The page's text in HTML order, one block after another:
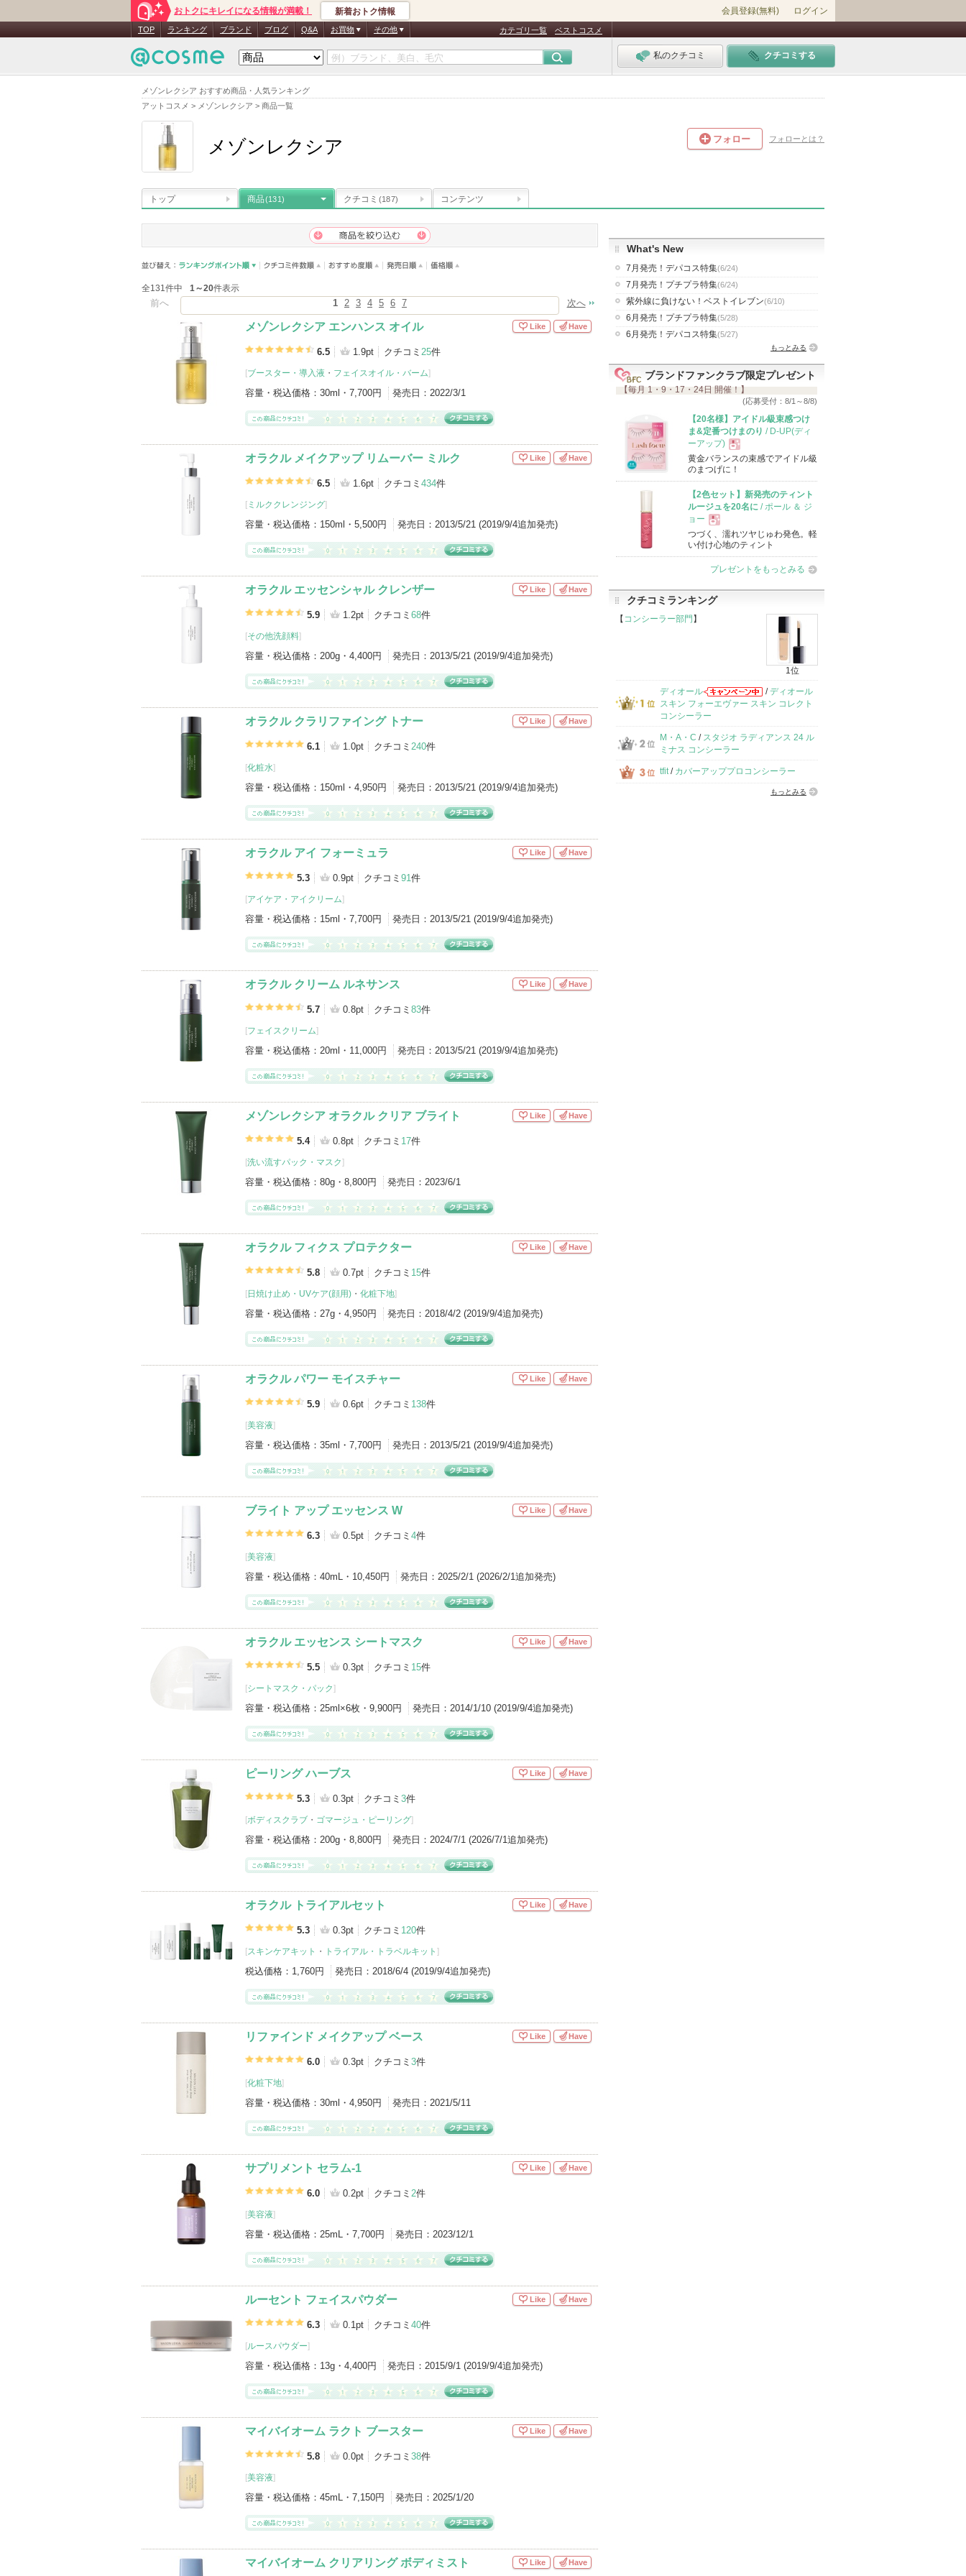
メゾンレクシア おすすめ商品・人気ランキング
アットコスメ > メゾンレクシア > 商品一覧
おトクにキレイになる情報が満載！ 新着おトク情報 会員登録(無料) ログイン
TOP ランキング ブランド ブログ Q&A お買物 その他 カテゴリ一覧 ベストコスメ
私のクチコミ クチコミする
メゾンレクシア フォロー フォローとは？
トップ 商品(131) クチコミ (187) コンテンツ
全131件中 1～20件表示
前へ 1 2 3 4 5 6 7 次へ
メゾンレクシア エンハンス オイル
6.5 1.9pt クチコミ 25件
[ブースター・導入液 ・ フェイスオイル・バーム]
容量・税込価格： 30ml・7,700円 発売日： 2022/3/1
Like Have
オラクル メイクアップ リムーバー ミルク
6.5 1.6pt クチコミ 434件
[ ミルククレンジング]
容量・税込価格： 150ml・5,500円 発売日： 2013/5/21 (2019/9/4追加発売)
Like Have
オラクル エッセンシャル クレンザー
5.9 1.2pt クチコミ 68件
[その他洗顔料]
容量・税込価格： 200g・4,400円 発売日： 2013/5/21 (2019/9/4追加発売)
Like Have
オラクル クラリファイング トナー
6.1 1.0pt クチコミ 240件
[化粧水]
容量・税込価格： 150ml・4,950円 発売日： 2013/5/21 (2019/9/4追加発売)
Like Have
オラクル アイ フォーミュラ
5.3 0.9pt クチコミ 91件
[アイケア・アイクリーム]
容量・税込価格： 15ml・7,700円 発売日： 2013/5/21 (2019/9/4追加発売)
Like Have
オラクル クリーム ルネサンス
5.7 0.8pt クチコミ 83件
[フェイスクリーム]
容量・税込価格： 20ml・11,000円 発売日： 2013/5/21 (2019/9/4追加発売)
Like Have
メゾンレクシア オラクル クリア ブライト
5.4 0.8pt クチコミ 17件
[洗い流すパック・マスク]
容量・税込価格： 80g・8,800円 発売日： 2023/6/1
Like Have
オラクル フィクス プロテクター
5.8 0.7pt クチコミ 15件
[日焼け止め・UVケア(顔用) ・ 化粧下地]
容量・税込価格： 27g・4,950円 発売日： 2018/4/2 (2019/9/4追加発売)
Like Have
オラクル パワー モイスチャー
5.9 0.6pt クチコミ 138件
[美容液]
容量・税込価格： 35ml・7,700円 発売日： 2013/5/21 (2019/9/4追加発売)
Like Have
ブライト アップ エッセンス W
6.3 0.5pt クチコミ 4件
[美容液]
容量・税込価格： 40mL・10,450円 発売日： 2025/2/1 (2026/2/1追加発売)
Like Have
オラクル エッセンス シートマスク
5.5 0.3pt クチコミ 15件
[シートマスク・パック]
容量・税込価格： 25ml×6枚・9,900円 発売日： 2014/1/10 (2019/9/4追加発売)
Like Have
ピーリング ハーブス
5.3 0.3pt クチコミ 3件
[ボディスクラブ ・ ゴマージュ・ピーリング]
容量・税込価格： 200g・8,800円 発売日： 2024/7/1 (2026/7/1追加発売)
Like Have
オラクル トライアルセット
5.3 0.3pt クチコミ 120件
[スキンケアキット ・ トライアル・トラベルキット ]
税込価格： 1,760円 発売日： 2018/6/4 (2019/9/4追加発売)
Like Have
リファインド メイクアップ ベース
6.0 0.3pt クチコミ 3件
[化粧下地]
容量・税込価格： 30ml・4,950円 発売日： 2021/5/11
Like Have
サプリメント セラム-1
6.0 0.2pt クチコミ 2件
[美容液]
容量・税込価格： 25mL・7,700円 発売日： 2023/12/1
Like Have
ルーセント フェイスパウダー
6.3 0.1pt クチコミ 40件
[ルースパウダー]
容量・税込価格： 13g・4,400円 発売日： 2015/9/1 (2019/9/4追加発売)
Like Have
マイバイオーム ラクト ブースター
5.8 0.0pt クチコミ 38件
[美容液]
容量・税込価格： 45mL・7,150円 発売日： 2025/1/20
Like Have
マイバイオーム クリアリング ボディミスト Like Have
What's New
7月発売！デパコス特集(6/24)
7月発売！プチプラ特集(6/24)
紫外線に負けない！ベストイレブン(6/10)
6月発売！プチプラ特集(5/28)
6月発売！デパコス特集(5/27)
もっとみる
ブランドファンクラブ限定プレゼント
【毎月 1・9・17・24日 開催！】
(応募受付：8/1～8/8)
【20名様】アイドル級束感つけ
ま&定番つけまのり / D-UP(ディ
ーアップ)
現
品
黄金バランスの束感でアイドル級
のまつげに！
【2色セット】新発売のティント
ルージュを20名に / ポール ＆ ジ
ョー
現
品
つづく、濡れツヤじゅわ発色。軽
い付け心地のティント
プレゼントをもっとみる
クチコミランキング
【コンシーラー部門】
1位
ディオール /ディオール
スキン フォーエヴァー スキン コレクト
コンシーラー
M・A・C / スタジオ ラディアンス 24 ル
ミナス コンシーラー
tfit/ カバーアッププロコンシーラー
もっとみる